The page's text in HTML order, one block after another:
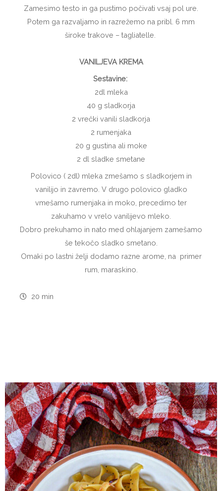
Zamesimo testo in ga pustimo počivati vsaj pol ure.
Potem ga razvaljamo in razrežemo na pribl. 6 mm
široke trakove – tagliatelle.
VANILJEVA KREMA
Sestavine:
2dl mleka
40 g sladkorja
2 vrečki vanili sladkorja
2 rumenjaka
20 g gustina ali moke
2 dl sladke smetane
Polovico ( 2dl) mleka zmešamo s sladkorjem in
vanilijo in zavremo. V drugo polovico gladko
vmešamo rumenjaka in moko, precedimo ter
zakuhamo v vrelo vanilijevo mleko.
Dobro prekuhamo in nato med ohlajanjem zamešamo
še tekočo sladko smetano.
Omaki po lastni želji dodamo razne arome, na primer
rum, maraskino.
20 min